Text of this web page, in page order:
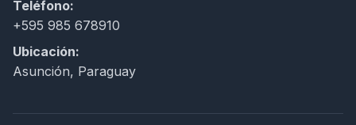
Teléfono:
+595 985 678910
Ubicación:
Asunción, Paraguay